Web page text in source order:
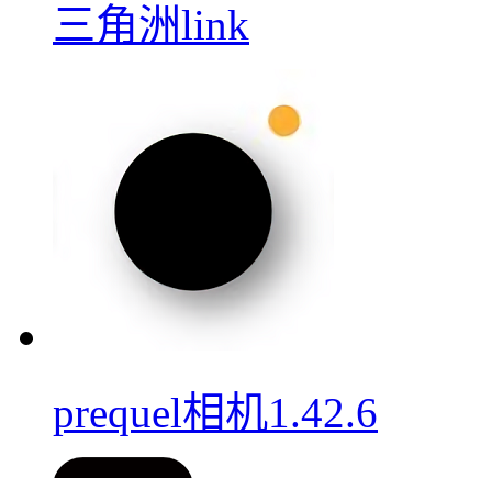
三角洲link
prequel相机1.42.6